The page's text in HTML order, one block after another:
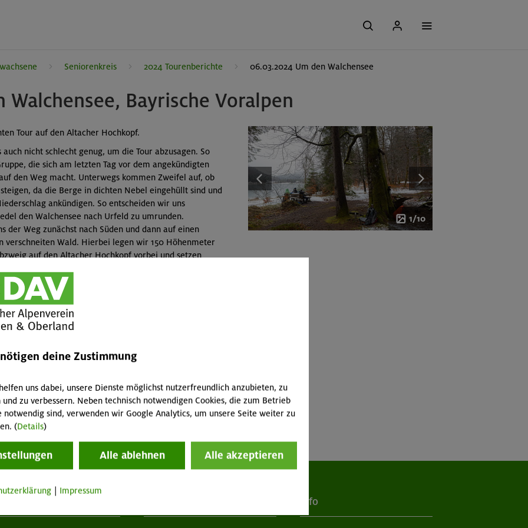
Seniorenkreis 2024 Tourenberichte 06.03.2024 Um den Walchensee
Bayrische Voralpen
Tour auf den Altacher Hochkopf.
nicht schlecht genug, um die Tour abzusagen. So
die sich am letzten Tag vor dem angekündigten
den Weg macht. Unterwegs kommen Zweifel auf, ob
da die Berge in dichten Nebel eingehüllt sind und
ankündigen. So entscheiden wir uns
den Walchensee nach Urfeld zu umrunden.
der Weg zunächst nach Süden und dann auf einen
verschneiten Wald. Hierbei legen wir 150 Höhenmeter
auf den Altacher Hochkopf vorbei und setzen
des Walchensees nach Niedernach. Kurz vor
Bäume Mittagsrast. Es fällt immer wieder leichter
entlang des Ufers nach Sachenbach und von
die Niederschläge heftiger und so sind wir froh
am See in der Nähe der Bushaltestelle geschlossen
Dächern auf den Bus warten. Dennoch ist die Gruppe
Wetterverhältnisse durchgeführt zu haben.
1/10
Info
deine Zustimmung
uns dabei, unsere Dienste möglichst nutzerfreundlich anzubieten, zu
und zu verbessern. Neben technisch notwendigen Cookies, die zum Betrieb
notwendig sind, verwenden wir Google Analytics, um unsere Seite weiter zu
(Details)
Alle ablehnen Alle akzeptieren
| Impressum